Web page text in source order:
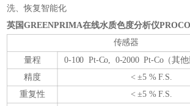
洗、恢复智能化
英国GREENPRIMA在线水质色度分析仪
传感器
量程
0-100 Pt-Co, 0-2000 Pt-Co（其他
精度
< ±5 % F.S.
重复性
< ±5 % F.S.